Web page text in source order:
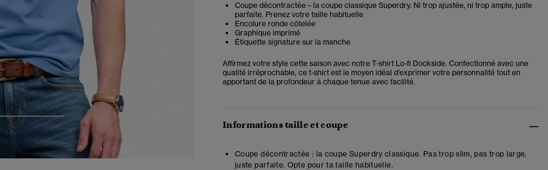
3 5
Coupe décontractée – la coupe classique Superdry. Ni trop ajustée, ni trop ample, juste
parfaite. Prenez votre taille habituelle
Encolure ronde côtelée
Graphique imprimé
Étiquette signature sur la manche
Affirmez votre style cette saison avec notre T-shirt Lo-fi Dockside. Confectionné avec une
qualité irréprochable, ce t-shirt est le moyen idéal d'exprimer votre personnalité tout en
apportant de la profondeur à chaque tenue avec facilité.
Informations taille et coupe
Coupe décontractée : la coupe Superdry classique. Pas trop slim, pas trop large,
juste parfaite. Opte pour ta taille habituelle.